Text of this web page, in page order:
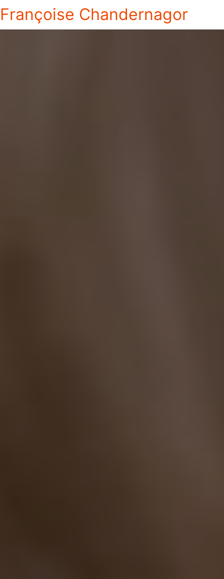
Françoise Chandernagor